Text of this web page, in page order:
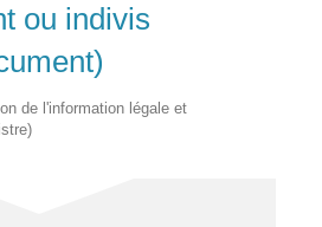
ou indivis
de l'information légale et